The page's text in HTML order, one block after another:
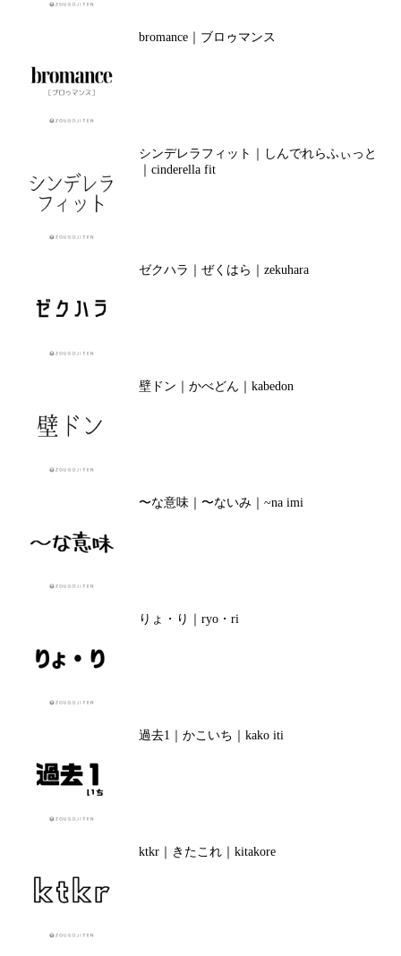
bromance｜ブロゥマンス
シンデレラフィット｜しんでれらふぃっと
｜cinderella fit
ゼクハラ｜ぜくはら｜zekuhara
壁ドン｜かべどん｜kabedon
〜な意味｜〜ないみ｜~na imi
りょ・り｜ryo・ri
過去1｜かこいち｜kako iti
ktkr｜きたこれ｜kitakore